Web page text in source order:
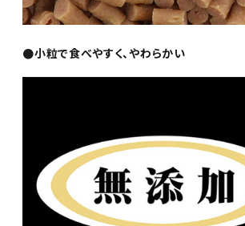
●小粒で食べやすく、やわらかい